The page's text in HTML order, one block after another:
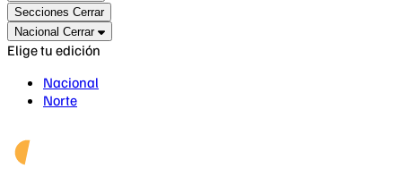
Secciones Cerrar
Nacional Cerrar
Elige tu edición
Nacional
Norte